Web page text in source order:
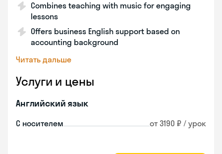
Combines teaching with music for engaging
lessons
Offers business English support based on
accounting background
Читать дальше
Услуги и цены
Английский язык
С носителем от 3190 ₽ / урок